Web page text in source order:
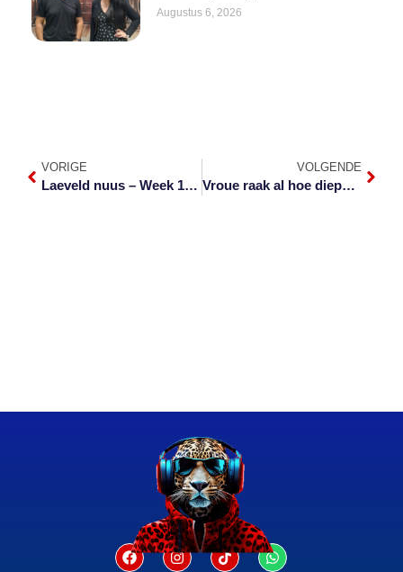
Augustus 6, 2026
VORIGE
Laeveld nuus – Week 14 van 2024
VOLGENDE
Vroue raak al hoe dieper in die skuld